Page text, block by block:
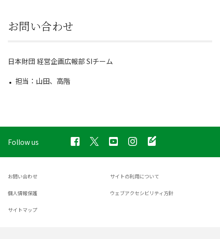
お問い合わせ
日本財団 経営企画広報部 SIチーム
担当：山田、高階
Follow us
お問い合わせ サイトの利用について
個人情報保護 ウェブアクセシビリティ方針
サイトマップ